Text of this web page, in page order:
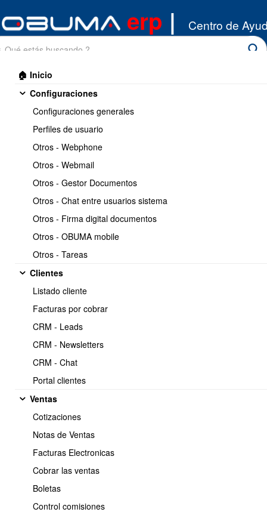
erp | Centro de
🏠 Inicio
Configuraciones
Configuraciones generales
Perfiles de usuario
Otros - Webphone
Otros - Webmail
Otros - Gestor Documentos
Otros - Chat entre usuarios sistema
Otros - Firma digital documentos
Otros - OBUMA mobile
Otros - Tareas
Clientes
Listado cliente
Facturas por cobrar
CRM - Leads
CRM - Newsletters
CRM - Chat
Portal clientes
Ventas
Cotizaciones
Notas de Ventas
Facturas Electronicas
Cobrar las ventas
Boletas
Control comisiones
Compras/DTE recibidos
DTE recibidos
1.- Como funciona la recepcion de DTE por compras a
proveedores
2.- Como pasar los DTE recibidos al libro de compras como Tipo
de Compra: GASTOS.
3.- Como pasar los DTE recibidos al libro de compras como Tipo
de Compra: INVENTARIO.
4.- Comparar y sincronizar DTE recibidos contra SII